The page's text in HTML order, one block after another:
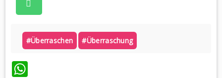
#überraschen #überraschung
WhatsApp